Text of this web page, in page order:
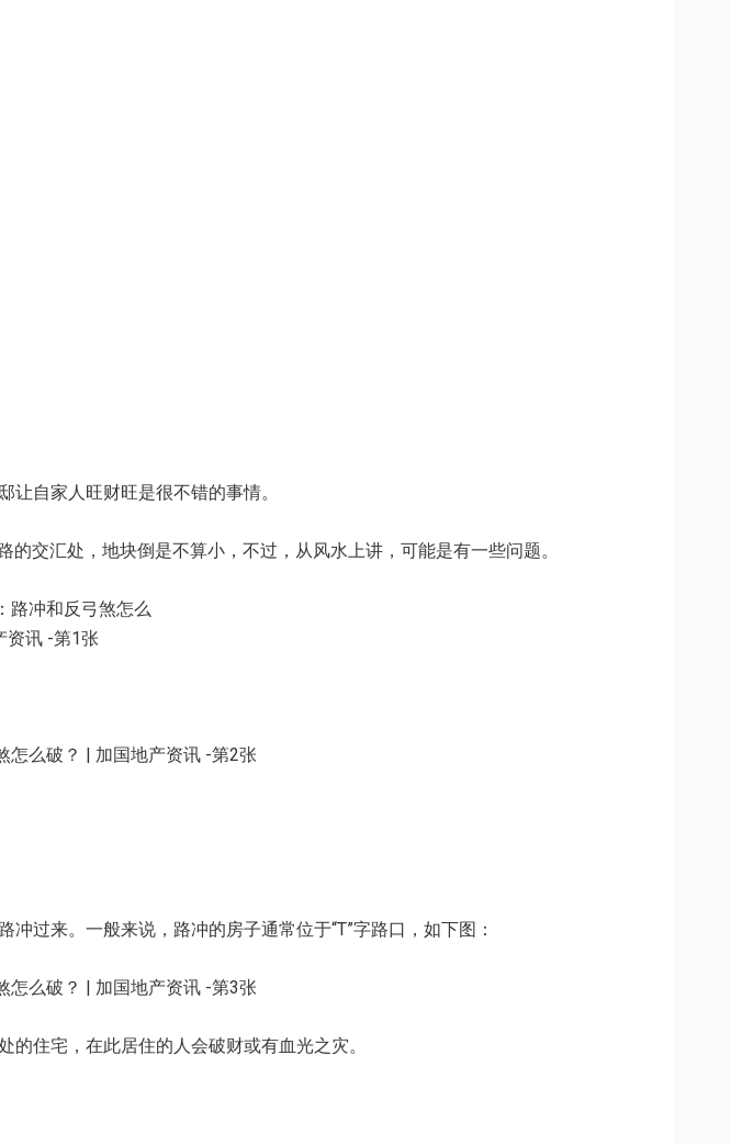
让自家人旺财旺是很不错的事情。
交汇处，地块倒是不算小，不过，从风水上讲，可能是有一些问题。
来。一般来说，路冲的房子通常位于“T”字路口，如下图：
住宅，在此居住的人会破财或有血光之灾。